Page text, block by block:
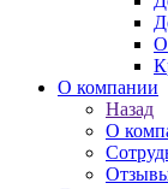
О компании
Назад
О